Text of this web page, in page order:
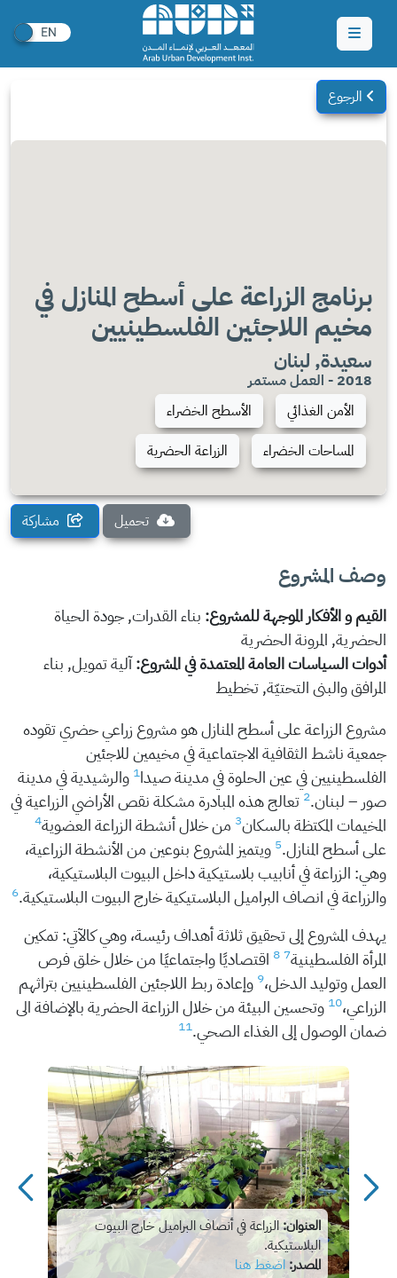
الرجوع
برنامج الزراعة على أسطح المنازل في
مخيم اللاجئين الفلسطينيين
سعيدة, لبنان
2018 - العمل مستمر
الأمن الغذائي
الأسطح الخضراء
المساحات الخضراء
الزراعة الحضرية
تحميل مشاركة
وصف المشروع
القيم و الأفكار الموجهة للمشروع: بناء القدرات, جودة الحياة
الحضرية, المرونة الحضرية
أدوات السياسات العامة المعتمدة في المشروع:آلية تمويل, بناء
المرافق والبنى التحتيّة, تخطيط
مشروع الزراعة على أسطح المنازل هو مشروع زراعي حضري تقوده
جمعية ناشط الثقافية الاجتماعية في مخيمين للاجئين
الفلسطينيين في عين الحلوة في مدينة صيدا1 والرشيدية في مدينة
صور – لبنان.2 تعالج هذه المبادرة مشكلة نقص الأراضي الزراعية في
المخيمات المكتظة بالسكان3 من خلال أنشطة الزراعة العضوية4
على أسطح المنازل.5 ويتميز المشروع بنوعين من الأنشطة الزراعية،
وهي: الزراعة في أنابيب بلاستيكية داخل البيوت البلاستيكية،
والزراعة في انصاف البراميل البلاستيكية خارج البيوت البلاستيكية.6
يهدف المشروع إلى تحقيق ثلاثة أهداف رئيسة، وهي كالآتي: تمكين
المرأة الفلسطينية7
8 اقتصاديًا واجتماعيًا من خلال خلق فرص
العمل وتوليد الدخل،9 وإعادة ربط اللاجئين الفلسطينيين بتراثهم
الزراعي،10 وتحسين البيئة من خلال الزراعة الحضرية بالإضافة الى
ضمان الوصول إلى الغذاء الصحي.11
العنوان:الزراعة في أنصاف البراميل خارج البيوت
البلاستيكية.
المصدر: اضغط هنا